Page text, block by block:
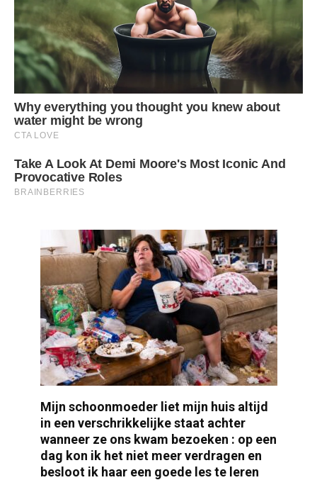
Mijn schoonmoeder liet mijn huis altijd
in een verschrikkelijke staat achter
wanneer ze ons kwam bezoeken : op een
dag kon ik het niet meer verdragen en
besloot ik haar een goede les te leren